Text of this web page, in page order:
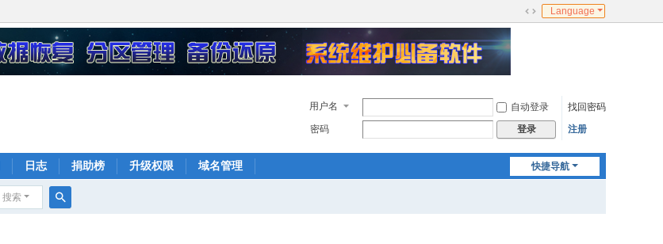
切
Language
用户名 自动登录
找回密码
密码
登录 注册
快捷导航
日志 捐助榜 升级权限 域名管理
搜索